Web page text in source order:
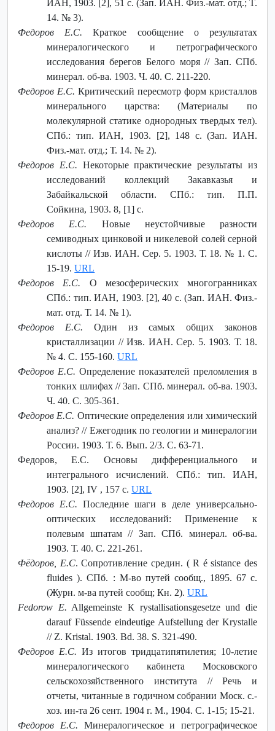
ИАН, 1903. [2], 51 с. (Зап. ИАН. Физ.-мат. отд.; T.
14. № 3).
Федоров Е.С. Краткое сообщение о результатах
минералогического и петрографического
исследования берегов Белого моря // Зап. СПб.
минерал. об-ва. 1903. Ч. 40. С. 211-220.
Федоров Е.С. Критический пересмотр форм кристаллов
минерального царства: (Материалы по
молекулярной статике однородных твердых тел).
СПб.: тип. ИАН, 1903. [2], 148 с. (Зап. ИАН.
Физ.-мат. отд.; Т. 14. № 2).
Федоров Е.С. Некоторые практические результаты из
исследований коллекций Закавказья и
Забайкальской области. СПб.: тип. П.П.
Сойкина, 1903. 8, [1] с.
Федоров Е.С. Новые неустойчивые разности
семиводных цинковой и никелевой солей серной
кислоты // Изв. ИАН. Сер. 5. 1903. Т. 18. № 1. С.
15-19.URL
Федоров Е.С. О мезосферических многогранниках
СПб.: тип. ИАН, 1903. [2], 40 с. (Зап. ИАН. Физ.-
мат. отд. Т. 14. № 1).
Федоров Е.С. Один из самых общих законов
кристаллизации // Изв. ИАН. Сер. 5. 1903. Т. 18.
№ 4. С. 155-160.URL
Федоров Е.С. Определение показателей преломления в
тонких шлифах // Зап. СПб. минерал. об-ва. 1903.
Ч. 40. С. 305-361.
Федоров Е.С. Оптические определения или химический
анализ? // Ежегодник по геологии и минералогии
России. 1903. Т. 6. Вып. 2/3. С. 63-71.
Федоров, Е.С. Основы дифференциального и
интегрального исчислений. СПб.: тип. ИАН,
1903. [2], IV , 157 с.URL
Федоров Е.С. Последние шаги в деле универсально-
оптических исследований: Применение к
полевым шпатам // Зап. СПб. минерал. об-ва.
1903. Т. 40. С. 221-261.
Фёдоров, Е.С. Сопротивление средин. ( R é sistance des
fluides ). СПб. : М-во путей сообщ., 1895. 67 с.
(Журн. м-ва путей сообщ; Кн. 2).URL
Fedorow E. Allgemeinste К rystallisationsgesetze und die
darauf Füssende eindeutige Aufstellung der Krystalle
// Z. Kristal. 1903. Bd. 38. S. 321-490.
Федоров Е.С. Из итогов тридцатипятилетия; 10-летие
минералогического кабинета Московского
сельскохозяйственного института // Речь и
отчеты, читанные в годичном собрании Моск. с.-
хоз. ин-та 26 сент. 1904 г. М., 1904. С. 1-15; 15-21.
Федоров Е.С. Минералогическое и петрографическое